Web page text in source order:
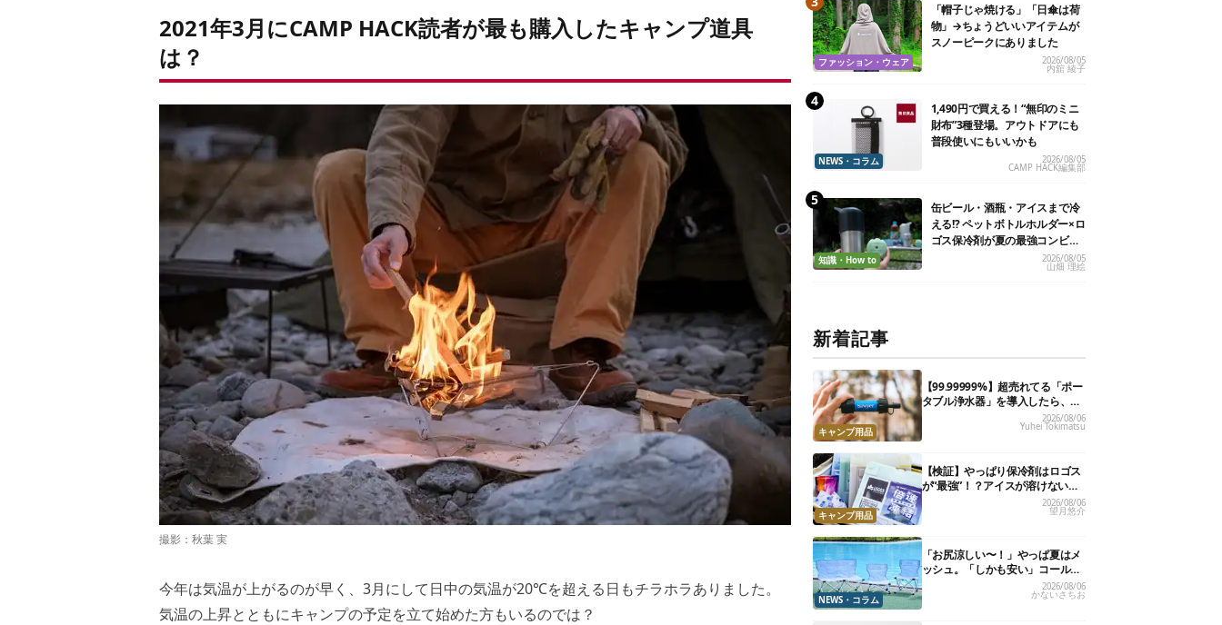
2021年3月にCAMP HACK読者が最も購入したキャンプ道具
は？
撮影：秋葉 実
今年は気温が上がるのが早く、3月にして日中の気温が20℃を超える日もチラホラありました。
気温の上昇とともにキャンプの予定を立て始めた方もいるのでは？
ファッション・ウェア
「帽子じゃ焼ける」「日傘は荷
物」→ちょうどいいアイテムが
スノーピークにありました
2026/08/05
内舘 綾子
NEWS・コラム
1,490円で買える！“無印のミニ
財布”3種登場。アウトドアにも
普段使いにもいいかも
2026/08/05
CAMP HACK編集部
知識・How to
缶ビール・酒瓶・アイスまで冷
える!? ペットボトルホルダー×ロ
ゴス保冷剤が夏の最強コンビだ
2026/08/05
山畑 理絵
新着記事
キャンプ用品
【99.99999%】超売れてる「ポー
タブル浄水器」を導入したら、防
災が明確に自分ごと化した2026/08/06
Yuhei Tokimatsu
キャンプ用品
【検証】やっぱり保冷剤はロゴス
が“最強”！？アイスが溶けないっ
2026/08/06
望月悠介
NEWS・コラム
「お尻涼しい〜！」やっぱ夏はメ
ッシュ。「しかも安い」コールマ
ン今年の新作は、カラーもさわや
かです
2026/08/06
かないさちお